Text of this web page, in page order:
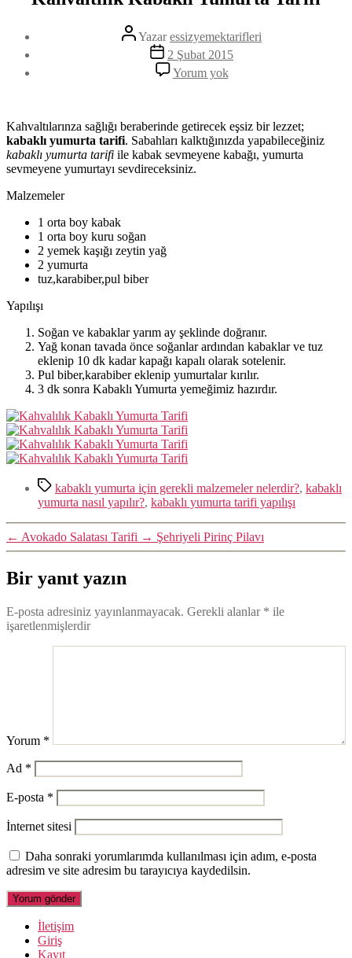
Yazının
yazarı
Yazaressizyemektarifleri
Yazı
tarihi
2 Şubat 2015
Yorum yokKahvaltılık
Kabaklı
Kahvaltılarınza sağlığı beraberinde getirecek eşsiz bir lezzet;
kabaklı yumurta tarifi. Sabahları kalktığınızda yapabileceğiniz
kabaklı yumurta tarifi ile kabak sevmeyene kabağı, yumurta
sevmeyene yumurtayı sevdireceksiniz.
Malzemeler
1 orta boy kabak
1 orta boy kuru soğan
2 yemek kaşığı zeytin yağ
2 yumurta
tuz,karabiber,pul biber
Yapılışı
Soğan ve kabaklar yarım ay şeklinde doğranır.
Yağ konan tavada önce soğanlar ardından kabaklar ve tuz
eklenip 10 dk kadar kapağı kapalı olarak sotelenir.
Pul biber,karabiber eklenip yumurtalar kırılır.
3 dk sonra Kabaklı Yumurta yemeğimiz hazırdır.
Etiketler
kabaklı yumurta için gerekli malzemeler nelerdir?, kabaklı
yumurta nasıl yapılır?, kabaklı yumurta tarifi yapılışı
← Avokado Salatası Tarifi → Şehriyeli Pirinç Pilavı
Bir yanıt yazın
E-posta adresiniz yayınlanmayacak. Gerekli alanlar * ile
işaretlenmişlerdir
Yorum *
Ad *
E-posta *
İnternet sitesi
Daha sonraki yorumlarımda kullanılması için adım, e-posta
adresim ve site adresim bu tarayıcıya kaydedilsin.
İletişim
Giriş
Kayıt